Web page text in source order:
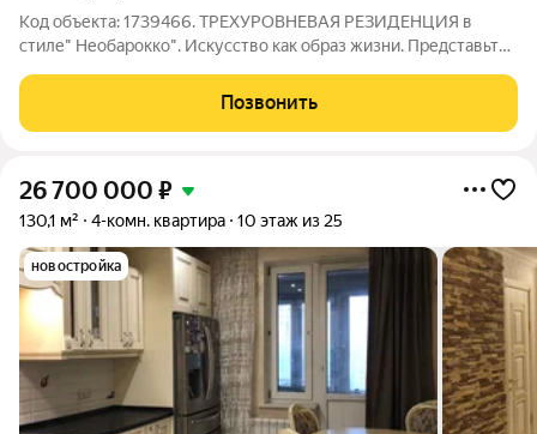
Код объекта: 1739466. ТРЕХУРОВНЕВАЯ РЕЗИДЕНЦИЯ в
стиле" Необарокко". Искусство как образ жизни. Представьте
комфортом. Уникальная планировка квартиры 161,2 м типа
пентхаус в три уровня, ждет
Позвонить
26 700 000 ₽
130,1 м² 4-комн. квартира 10 этаж из 25
новостройка